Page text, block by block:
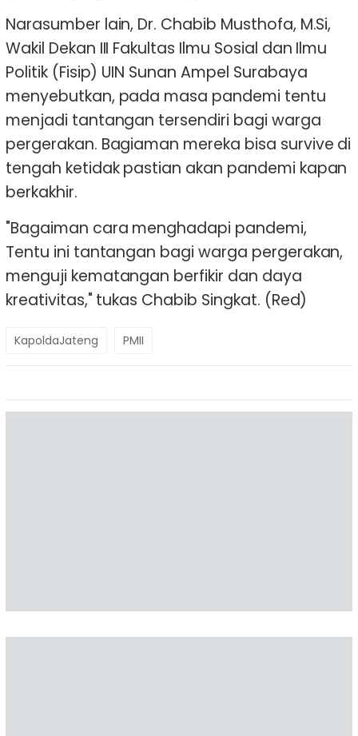
Narasumber lain, Dr. Chabib Musthofa, M.Si,
Wakil Dekan III Fakultas Ilmu Sosial dan Ilmu
Politik (Fisip) UIN Sunan Ampel Surabaya
menyebutkan, pada masa pandemi tentu
menjadi tantangan tersendiri bagi warga
pergerakan. Bagiaman mereka bisa survive di
tengah ketidak pastian akan pandemi kapan
berkakhir.
"Bagaiman cara menghadapi pandemi,
Tentu ini tantangan bagi warga pergerakan,
menguji kematangan berfikir dan daya
kreativitas," tukas Chabib Singkat. (Red)
KapoldaJateng PMII